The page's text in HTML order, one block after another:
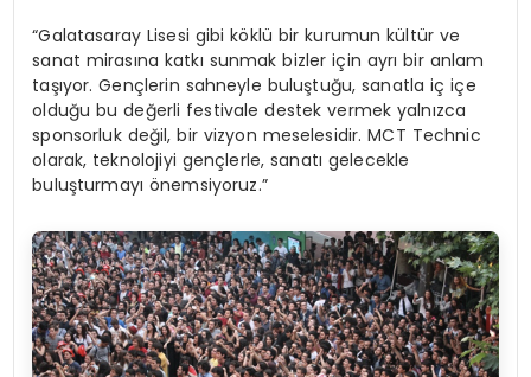
“Galatasaray Lisesi gibi köklü bir kurumun kültür ve
sanat mirasına katkı sunmak bizler için ayrı bir anlam
taşıyor. Gençlerin sahneyle buluştuğu, sanatla iç içe
olduğu bu değerli festivale destek vermek yalnızca
sponsorluk değil, bir vizyon meselesidir. MCT Technic
olarak, teknolojiyi gençlerle, sanatı gelecekle
buluşturmayı önemsiyoruz.”